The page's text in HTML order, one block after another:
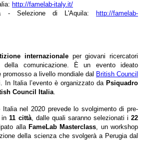
http://famelab-italy.it/
- Selezione di L'Aquila:
http://famelab-
internazionaleper giovani ricercatori
della comunicazione. È un evento ideato
promosso a livello mondiale dal British Council
. In Italia l’evento è organizzato da Psiquadro
Council Italia.
Italia nel 2020 prevede lo svolgimento di pre-
in11 città, dalle quali saranno selezionati i 22
allaFameLab Masterclass, un workshop
della scienza che svolgerà a Perugia dal